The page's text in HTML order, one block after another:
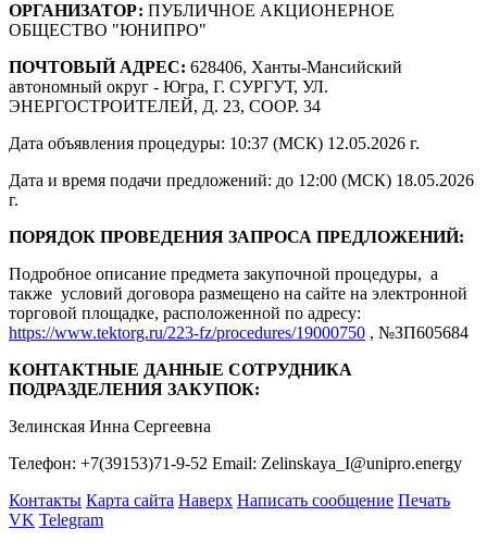
ОРГАНИЗАТОР: ПУБЛИЧНОЕ АКЦИОНЕРНОЕ
ОБЩЕСТВО "ЮНИПРО"
ПОЧТОВЫЙ АДРЕС: 628406, Ханты-Мансийский
автономный округ - Югра, Г. СУРГУТ, УЛ.
ЭНЕРГОСТРОИТЕЛЕЙ, Д. 23, СООР. 34
Дата объявления процедуры: 10:37 (МСК) 12.05.2026 г.
Дата и время подачи предложений: до 12:00 (МСК) 18.05.2026
г.
ПОРЯДОК ПРОВЕДЕНИЯ ЗАПРОСА ПРЕДЛОЖЕНИЙ:
Подробное описание предмета закупочной процедуры, а
также условий договора размещено на сайте на электронной
торговой площадке, расположенной по адресу:
https://www.tektorg.ru/223-fz/procedures/19000750 , №ЗП605684
КОНТАКТНЫЕ ДАННЫЕ СОТРУДНИКА
ПОДРАЗДЕЛЕНИЯ ЗАКУПОК:
Зелинская Инна Сергеевна
Телефон: +7(39153)71-9-52 Email: Zelinskaya_I@unipro.energy
Контакты Карта сайта Наверх Написать сообщение Печать
VK Telegram